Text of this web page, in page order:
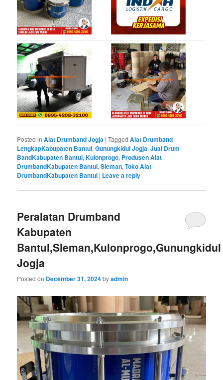
Posted in Alat Drumband Jogja |Tagged Alat Drumband
LengkapKabupaten Bantul,Gunungkidul Jogja,Jual Drum
BandKabupaten Bantul,Kulonprogo, Produsen Alat
DrumbandKabupaten Bantul,Sleman,Toko Alat
DrumbandKabupaten Bantul | Leave a reply
Peralatan Drumband
Kabupaten
Bantul,Sleman,Kulonprogo,Gunungkidul
Jogja
Posted on December 31, 2024byadmin